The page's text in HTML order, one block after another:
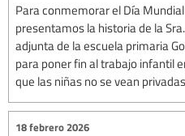
Para conmemorar el Día
presentamos la historia de la
adjunta de la escuela primaria
para poner fin al trabajo infantil
que las niñas no se vean
18 febrero 2026